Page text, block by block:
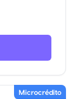
Microcrédito